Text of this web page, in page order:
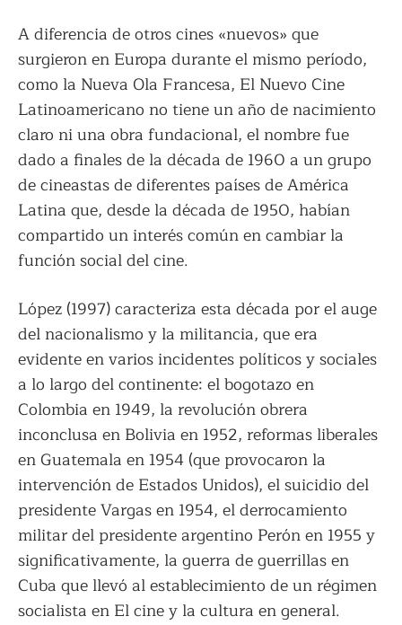
A diferencia de otros cines «nuevos» que
surgieron en Europa durante el mismo período,
como la Nueva Ola Francesa, El Nuevo Cine
Latinoamericano no tiene un año de nacimiento
claro ni una obra fundacional, el nombre fue
dado a finales de la década de 1960 a un grupo
de cineastas de diferentes países de América
Latina que, desde la década de 1950, habían
compartido un interés común en cambiar la
función social del cine.
López (1997) caracteriza esta década por el auge
del nacionalismo y la militancia, que era
evidente en varios incidentes políticos y sociales
a lo largo del continente: el bogotazo en
Colombia en 1949, la revolución obrera
inconclusa en Bolivia en 1952, reformas liberales
en Guatemala en 1954 (que provocaron la
intervención de Estados Unidos), el suicidio del
presidente Vargas en 1954, el derrocamiento
militar del presidente argentino Perón en 1955 y
significativamente, la guerra de guerrillas en
Cuba que llevó al establecimiento de un régimen
socialista en El cine y la cultura en general.